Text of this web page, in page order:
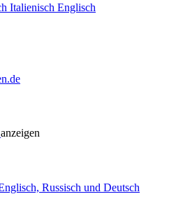
Italienisch Englisch
anzeigen
Russisch und Deutsch